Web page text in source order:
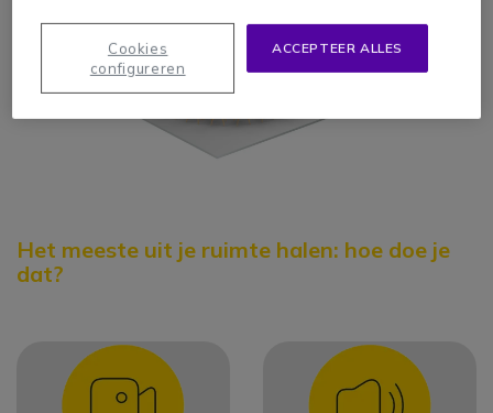
Het meeste uit je ruimte halen: hoe doe je
dat?
ACCEPTEER ALLES
Cookies
configureren